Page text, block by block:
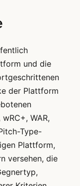
und die
der Plattform
WAR,
Type-
Plattform,
versehen, die